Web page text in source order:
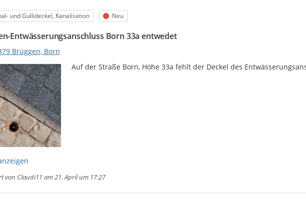
und Gullideckel, Kanalisation Status
Neu
Entwässerungsanschluss Born 33a entwedet
Brüggen, Born
Auf der Straße Born, Höhe 33a fehlt der Deckel des
von Claudi11 am 21. April um 17:27